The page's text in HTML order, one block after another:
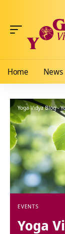
Home News
Yoga Vidya Blog -
EVENTS
Yoga